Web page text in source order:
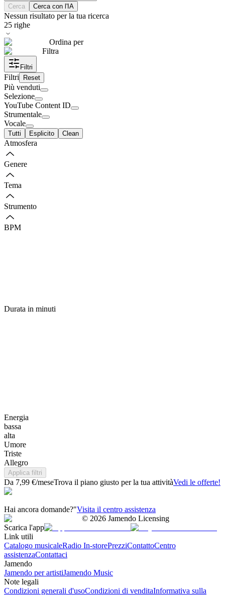
Cerca Cerca con l'IA
Nessun risultato per la tua ricerca
25 righe
Ordina per
Filtra
Filtri
Filtri Reset
Più venduti
Selezione
YouTube Content ID
Strumentale
Vocale
Tutti Esplicito Clean
Atmosfera
Genere
Tema
Strumento
BPM
Durata in minuti
Energia
bassa
alta
Umore
Triste
Allegro
Applica filtri
Da 7,99 €/meseTrova il piano giusto per la tua attivitàVedi le offerte!
Hai ancora domande?"Visita il centro assistenza
© 2026 Jamendo Licensing
Scarica l'app
Link utili
Catalogo musicaleRadio In-storePrezziContattoCentro
assistenzaContattaci
Jamendo
Jamendo per artistiJamendo Music
Note legali
Condizioni generali d'usoCondizioni di venditaInformativa sulla